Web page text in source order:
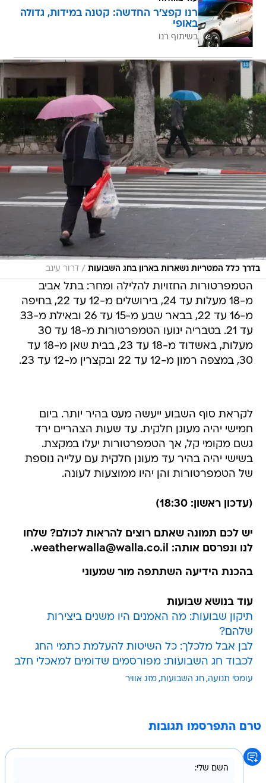
רנו קפצ'ר החדשה: קטנה במידות, גדולה
באופי
בשיתוף רנו
בדרך כלל המטריות נשארות בארון בחג השבועות / דרור עינב
הטמפרטורות החזויות להלילה ומחר: בתל אביב
מ-18 מעלות עד 24, בירושלים מ-12 עד 22, בחיפה
מ-16 עד 22, בבאר שבע מ-15 עד 26 ובאילת מ-33
עד 21. בטבריה ינועו הטמפרטורות מ-18 עד 30
מעלות, באשדוד מ-18 עד 23, בבית שאן מ-18 עד
30, במצפה רמון מ-12 עד 22 ובקצרין מ-12 עד 23.
לקראת סוף השבוע ייעשה מעט בהיר יותר. ביום
חמישי יהיה מעונן חלקית. עד שעות הצהריים ירד
גשם מקומי קל, אך הטמפרטורות יעלו במקצת.
בשישי יהיה בהיר עד מעונן חלקית עם עלייה נוספת
של הטמפרטורות והן יהיו ממוצעות לעונה.
(עדכון ראשון: 18:30)
יש לכם תמונה שאתם רוצים להראות לכולם? שלחו
לנו ונפרסם אותה: weatherwalla@walla.co.il.
בהכנת הידיעה השתתפה מור שמעוני
עוד בנושא שבועות
תיקון שבועות: מה האמנים היו משנים ביצירות
שלהם?
לבן אבל מלכלך: כל השיטות להעלמת כתמי החג
לכבוד חג השבועות: מפורסמים שדומים למאכלי חלב
עומסי תנועה חג השבועות מזג אוויר
טרם התפרסמו תגובות